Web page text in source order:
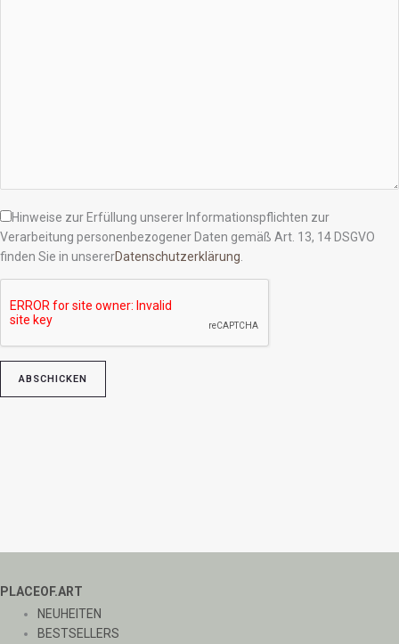
Hinweise zur Erfüllung unserer Informationspflichten zur
Verarbeitung personenbezogener Daten gemäß Art. 13, 14 DSGVO
finden Sie in unsererDatenschutzerklärung
Bitte lasse dieses Feld leer.
PLACEOF.ART
NEUHEITEN
BESTSELLERS